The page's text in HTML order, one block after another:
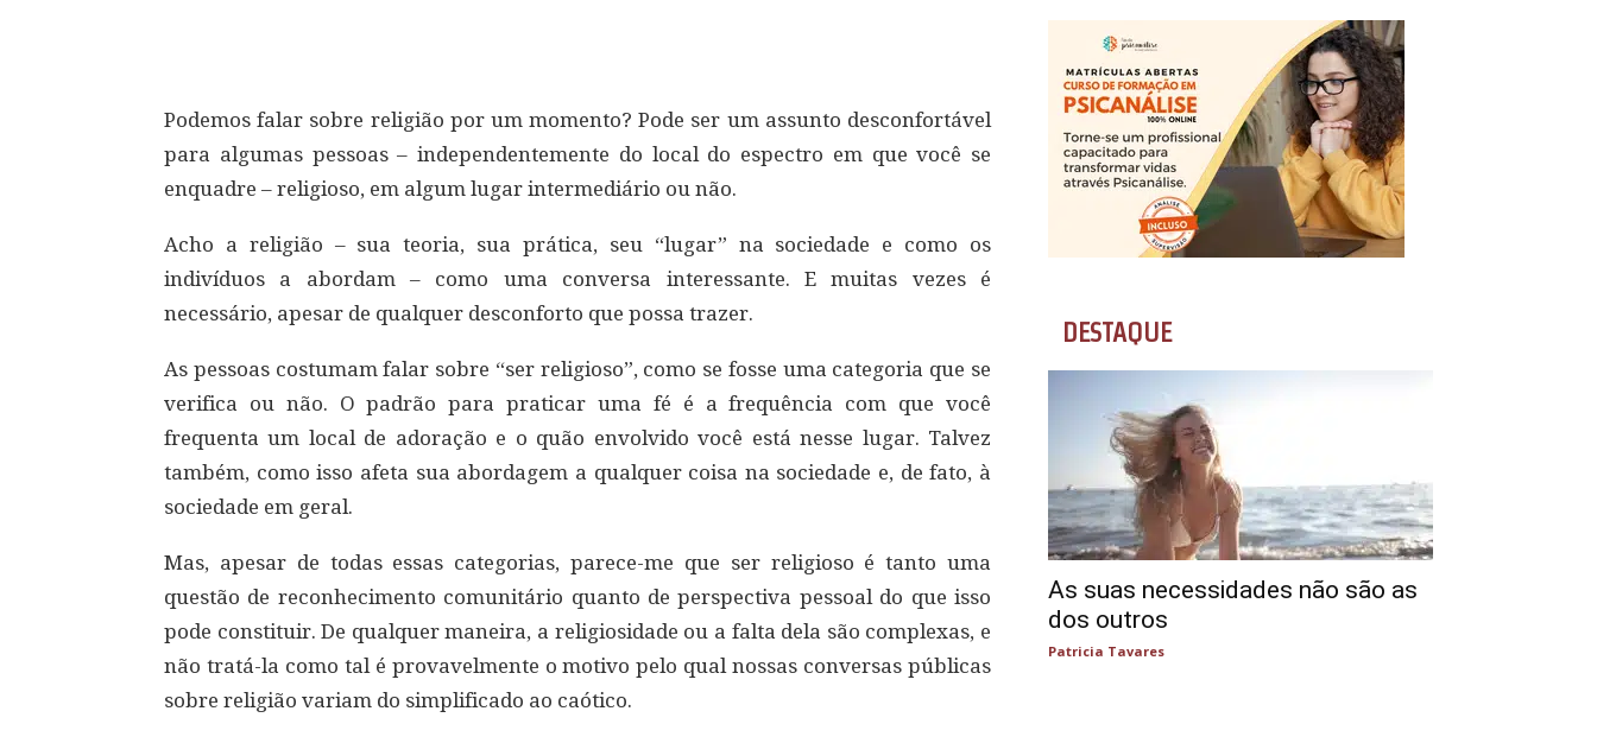
Podemos falar sobre religião por um momento? Pode ser um assunto desconfortável
para algumas pessoas – independentemente do local do espectro em que você se
enquadre – religioso, em algum lugar intermediário ou não.
Acho a religião – sua teoria, sua prática, seu “lugar” na sociedade e como os
indivíduos a abordam – como uma conversa interessante. E muitas vezes é
necessário, apesar de qualquer desconforto que possa trazer.
As pessoas costumam falar sobre “ser religioso”, como se fosse uma categoria que se
verifica ou não. O padrão para praticar uma fé é a frequência com que você
frequenta um local de adoração e o quão envolvido você está nesse lugar. Talvez
também, como isso afeta sua abordagem a qualquer coisa na sociedade e, de fato, à
sociedade em geral.
Mas, apesar de todas essas categorias, parece-me que ser religioso é tanto uma
questão de reconhecimento comunitário quanto de perspectiva pessoal do que isso
pode constituir. De qualquer maneira, a religiosidade ou a falta dela são complexas, e
não tratá-la como tal é provavelmente o motivo pelo qual nossas conversas públicas
sobre religião variam do simplificado ao caótico.
DESTAQUE
As suas necessidades não são as
dos outros
Patricia Tavares